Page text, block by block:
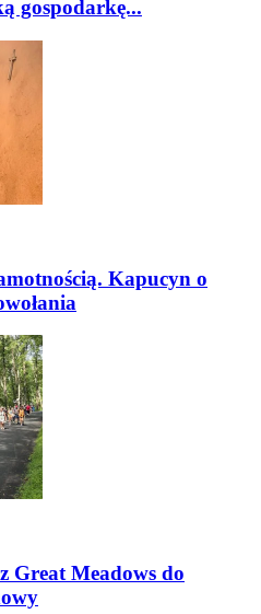
gospodarkę...
Kapucyn o
Great Meadows do